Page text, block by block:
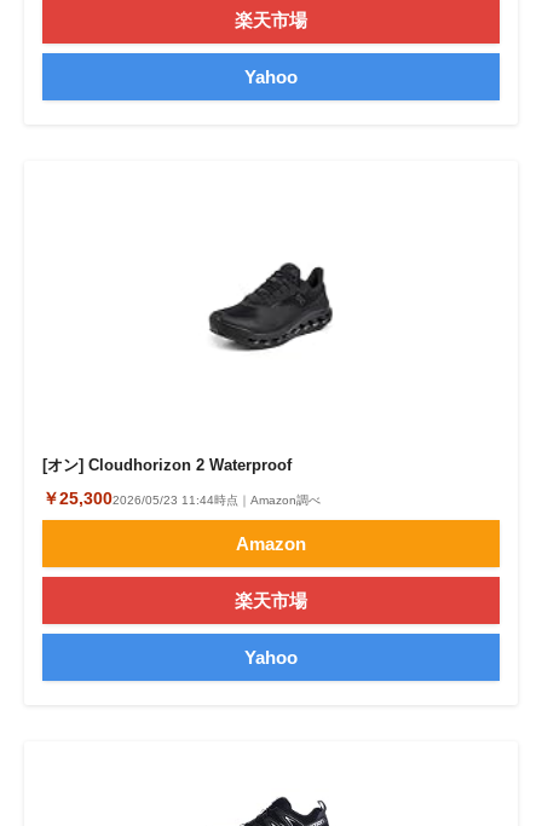
楽天市場
Yahoo
[オン] Cloudhorizon 2 Waterproof
￥25,3002026/05/23 11:44時点｜Amazon調べ
Amazon
楽天市場
Yahoo